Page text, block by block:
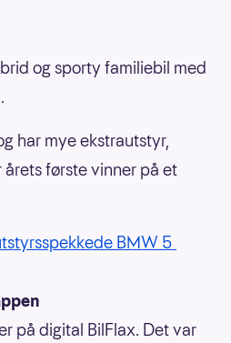
og sporty familiebil med
har mye ekstrautstyr,
årets første vinner på et
BMW 5
på digital BilFlax. Det var